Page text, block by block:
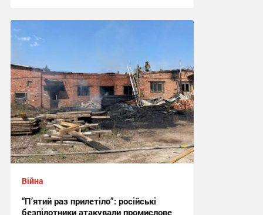
09:21 сьогодні
Війна
“П’ятий раз прилетіло”: російські
безпілотники атакували промислове